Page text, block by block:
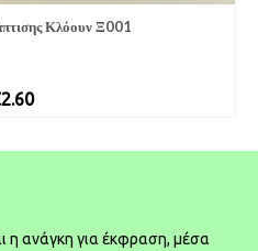
Κλόουν Ξ001
2.60
η ανάγκη για έκφραση, μέσα